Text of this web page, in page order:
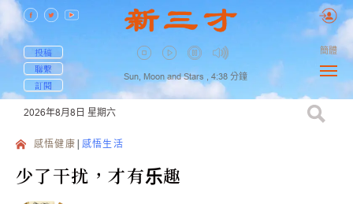
投稿
聯繫
訂閱
Sun, Moon and Stars , 4:38 分鐘
簡體
2026年8月8日 星期六
感悟健康 感悟生活
少了干扰，才有乐趣